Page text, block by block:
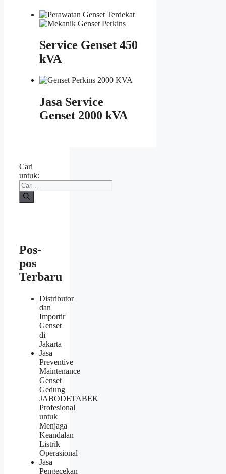
Service Genset 450
kVA
Jasa Service
Genset 2000 kVA
Cari
untuk:
Pos-
pos
Terbaru
Distributor
dan
Importir
Genset
di
Jakarta
Jasa
Preventive
Maintenance
Genset
Gedung
JABODETABEK
Profesional
untuk
Menjaga
Keandalan
Listrik
Operasional
Jasa
Pengecekan